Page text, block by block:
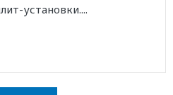
установки....